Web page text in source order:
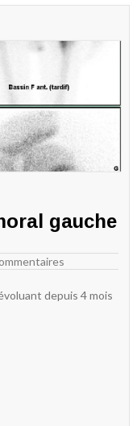
gauche
depuis 4 mois